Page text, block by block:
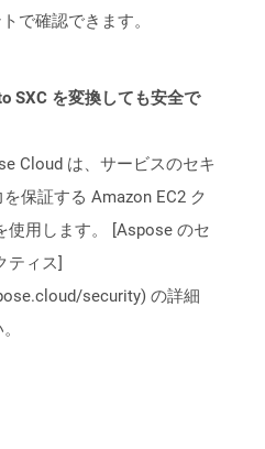
で確認できます。
SXC を変換しても安全で
Cloud は、サービスのセキ
保証する Amazon EC2 ク
使用します。 [Aspose のセ
ティス]
security) の詳細